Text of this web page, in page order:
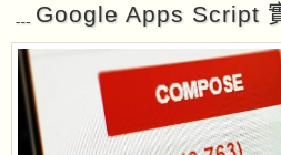
﹍Google Apps Script